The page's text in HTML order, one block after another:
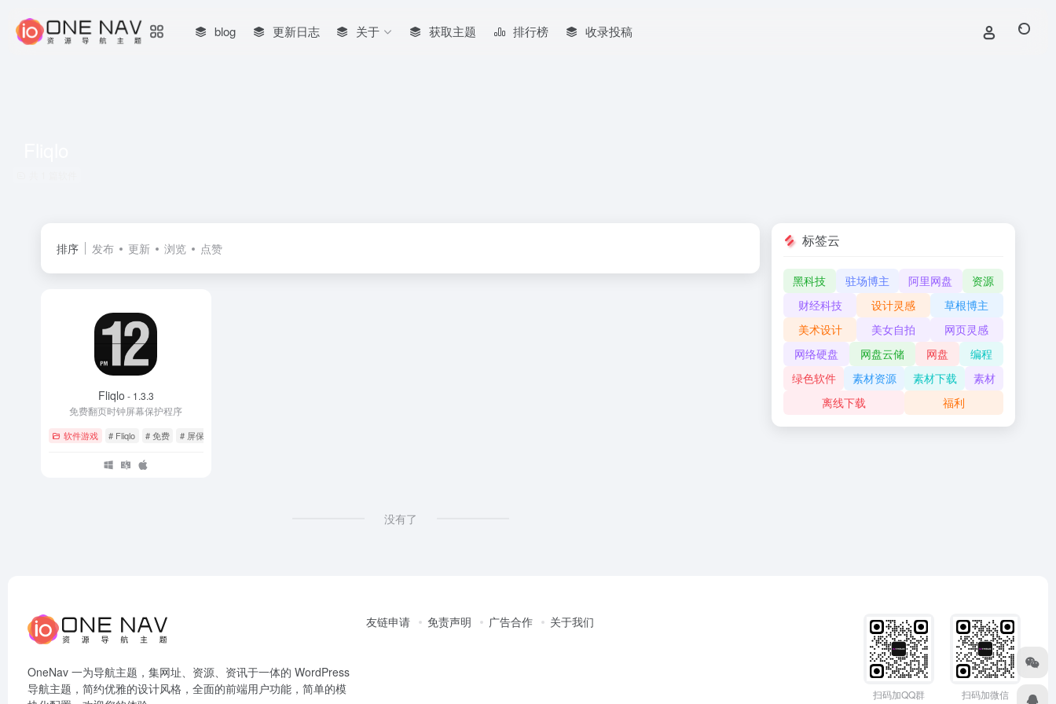
blog 更新日志 关于 获取主题 排行榜 收录投稿
排序 发布 更新 浏览 点赞
Fliqlo - 1.3.3
免费翻页时钟屏幕保护程序
软件游戏 # Fliqlo # 免费 # 屏保
没有了
标签云
黑科技 驻场博主 阿里网盘
资源
财经科技
设计灵感
草根博主
美术设计
美女自拍
网页灵感
网络硬盘
网盘云储 网盘
编程
绿色软件
素材资源 素材下载
素材
离线下载
福利
OneNav 一为导航主题，集网址、资源、资讯于一体的 WordPress
导航主题，简约优雅的设计风格，全面的前端用户功能，简单的模
友链申请 免责声明 广告合作 关于我们
扫码加QQ群 扫码加微信